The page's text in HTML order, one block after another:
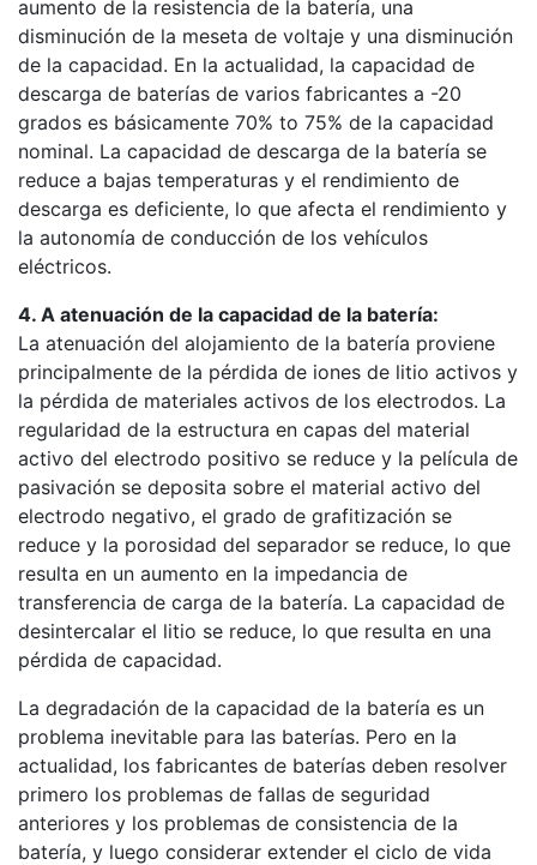
aumento de la resistencia de la batería, una
disminución de la meseta de voltaje y una disminución
de la capacidad. En la actualidad, la capacidad de
descarga de baterías de varios fabricantes a -20
grados es básicamente 70% to 75% de la capacidad
nominal. La capacidad de descarga de la batería se
reduce a bajas temperaturas y el rendimiento de
descarga es deficiente, lo que afecta el rendimiento y
la autonomía de conducción de los vehículos
eléctricos.
4. A atenuación de la capacidad de la batería:
La atenuación del alojamiento de la batería proviene
principalmente de la pérdida de iones de litio activos y
la pérdida de materiales activos de los electrodos. La
regularidad de la estructura en capas del material
activo del electrodo positivo se reduce y la película de
pasivación se deposita sobre el material activo del
electrodo negativo, el grado de grafitización se
reduce y la porosidad del separador se reduce, lo que
resulta en un aumento en la impedancia de
transferencia de carga de la batería. La capacidad de
desintercalar el litio se reduce, lo que resulta en una
pérdida de capacidad.
La degradación de la capacidad de la batería es un
problema inevitable para las baterías. Pero en la
actualidad, los fabricantes de baterías deben resolver
primero los problemas de fallas de seguridad
anteriores y los problemas de consistencia de la
batería, y luego considerar extender el ciclo de vida